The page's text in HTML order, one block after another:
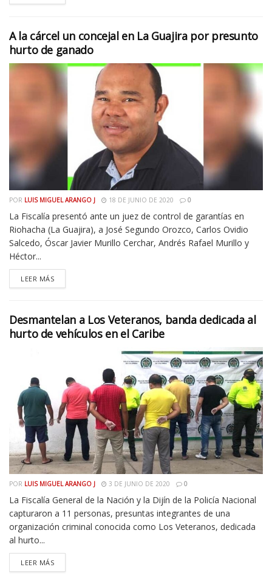
A la cárcel un concejal en La Guajira por presunto
hurto de ganado
POR LUIS MIGUEL ARANGO J 18 DE JUNIO DE 2020 0
La Fiscalía presentó ante un juez de control de garantías en
Riohacha (La Guajira), a José Segundo Orozco, Carlos Ovidio
Salcedo, Óscar Javier Murillo Cerchar, Andrés Rafael Murillo y
Héctor...
LEER MÁS
Desmantelan a Los Veteranos, banda dedicada al
hurto de vehículos en el Caribe
POR LUIS MIGUEL ARANGO J 3 DE JUNIO DE 2020 0
La Fiscalía General de la Nación y la Dijín de la Policía Nacional
capturaron a 11 personas, presuntas integrantes de una
organización criminal conocida como Los Veteranos, dedicada
al hurto...
LEER MÁS